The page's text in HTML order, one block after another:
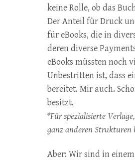
keine Rolle, ob das
Der Anteil für Druck
für eBooks, die in
deren diverse
eBooks müssten noch
Unbestritten ist, dass
bereitet. Mir auch.
besitzt.
*Für spezialisierte
ganz anderen Strukturen
Aber: Wir sind in